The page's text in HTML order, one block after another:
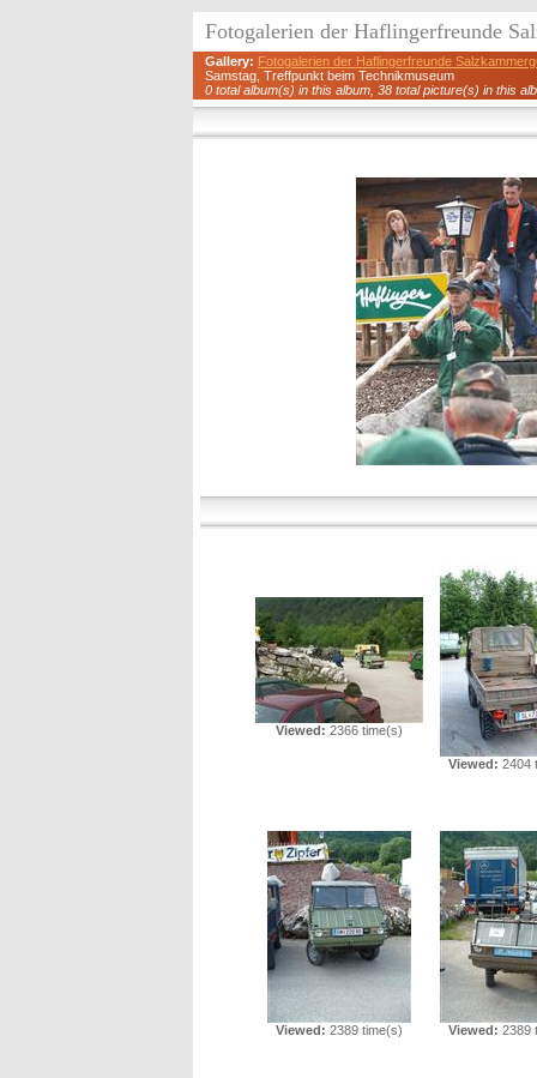
Fotogalerien der Haflingerfreunde
Gallery: Fotogalerien der Haflingerfreunde
Samstag, Treffpunkt beim Technikmuseum
0 total album(s) in this album, 38 total picture(s) in this
Viewed: 2366 time(s)
Viewed: 2404
Viewed: 2389 time(s) Viewed: 2389